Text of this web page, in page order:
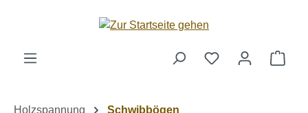
Zum Hauptinhalt springen
Holzspannung Schwibbögen